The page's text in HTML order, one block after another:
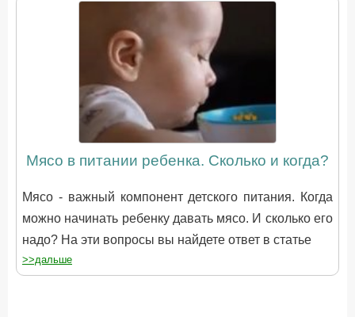
Мясо в питании ребенка. Сколько и когда?
Мясо - важный компонент детского питания. Когда
можно начинать ребенку давать мясо. И сколько его
надо? На эти вопросы вы найдете ответ в статье
>>дальше